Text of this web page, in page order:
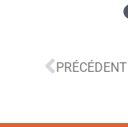
PRÉCÉDENT